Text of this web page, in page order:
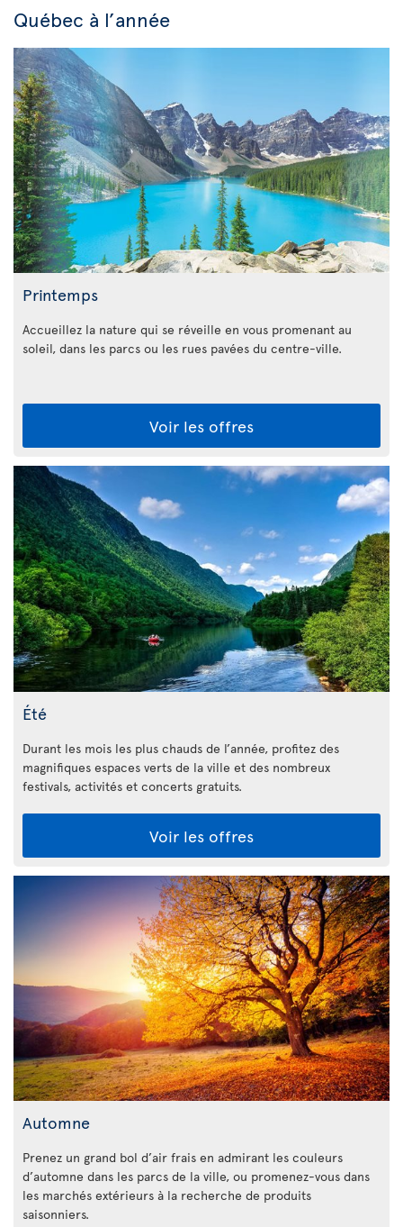
Québec à l’année
Printemps
Accueillez la nature qui se réveille en vous promenant au
soleil, dans les parcs ou les rues pavées du centre-ville.
Voir les offres
Été
Durant les mois les plus chauds de l’année, profitez des
magnifiques espaces verts de la ville et des nombreux
festivals, activités et concerts gratuits.
Voir les offres
Automne
Prenez un grand bol d’air frais en admirant les couleurs
d’automne dans les parcs de la ville, ou promenez-vous dans
les marchés extérieurs à la recherche de produits
saisonniers.